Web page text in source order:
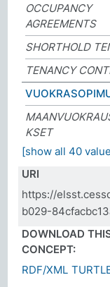
OCCUPANCY
AGREEMENTS
SHORTHOLD
TENANCY
KSET
[show all 40
URI
https://
b029-
DOWNLOAD
CONCEPT:
RDF/XML